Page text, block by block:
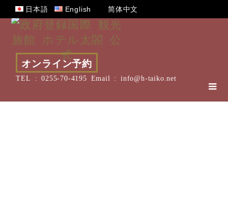
English
日本語 简体中文
オンライン予約
TEL :0255-70-4195 Email : info@h-taiko.net